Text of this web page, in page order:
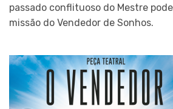
passado conflituoso do Mestre
missão do Vendedor de Sonhos.